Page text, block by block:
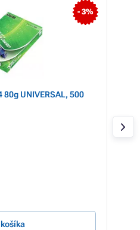
- 3%
UNIVERSAL, 500